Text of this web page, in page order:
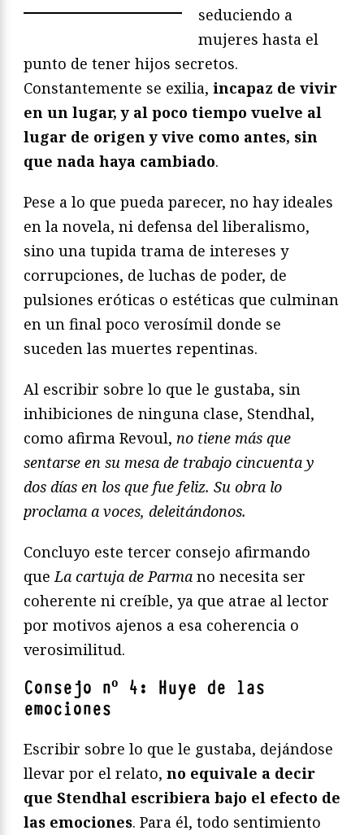
seduciendo a
mujeres hasta el
punto de tener hijos secretos.
Constantemente se exilia, incapaz de vivir
en un lugar, y al poco tiempo vuelve al
lugar de origen y vive como antes, sin
que nada haya cambiado.
Pese a lo que pueda parecer, no hay ideales
en la novela, ni defensa del liberalismo,
sino una tupida trama de intereses y
corrupciones, de luchas de poder, de
pulsiones eróticas o estéticas que culminan
en un final poco verosímil donde se
suceden las muertes repentinas.
Al escribir sobre lo que le gustaba, sin
inhibiciones de ninguna clase, Stendhal,
como afirma Revoul, no tiene más que
sentarse en su mesa de trabajo cincuenta y
dos días en los que fue feliz. Su obra lo
proclama a voces, deleitándonos.
Concluyo este tercer consejo afirmando
queLa cartuja de Parma no necesita ser
coherente ni creíble, ya que atrae al lector
por motivos ajenos a esa coherencia o
verosimilitud.
Consejo nº 4: Huye de las
emociones
Escribir sobre lo que le gustaba, dejándose
llevar por el relato, no equivale a decir
que Stendhal escribiera bajo el efecto de
las emociones. Para él, todo sentimiento